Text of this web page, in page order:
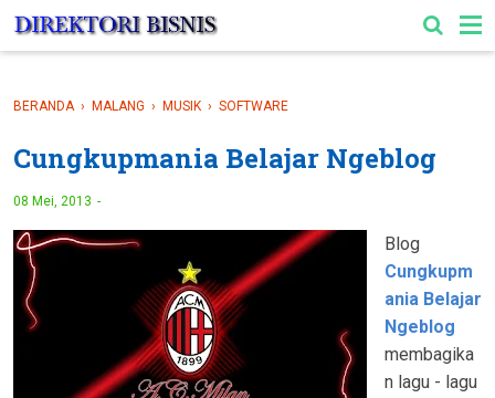
-->
BERANDA › MALANG › MUSIK › SOFTWARE
Cungkupmania Belajar Ngeblog
08 Mei, 2013
Blog
Cungkupm
ania Belajar
Ngeblog
membagika
n lagu - lagu